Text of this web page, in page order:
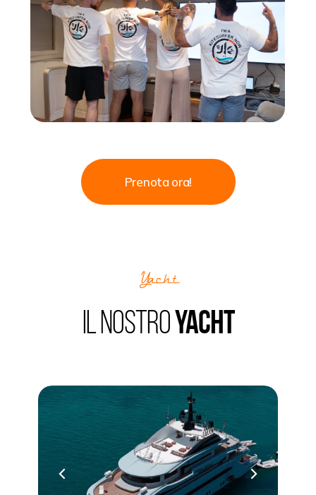
Prenota ora!
Il nostroyacht
Yacht